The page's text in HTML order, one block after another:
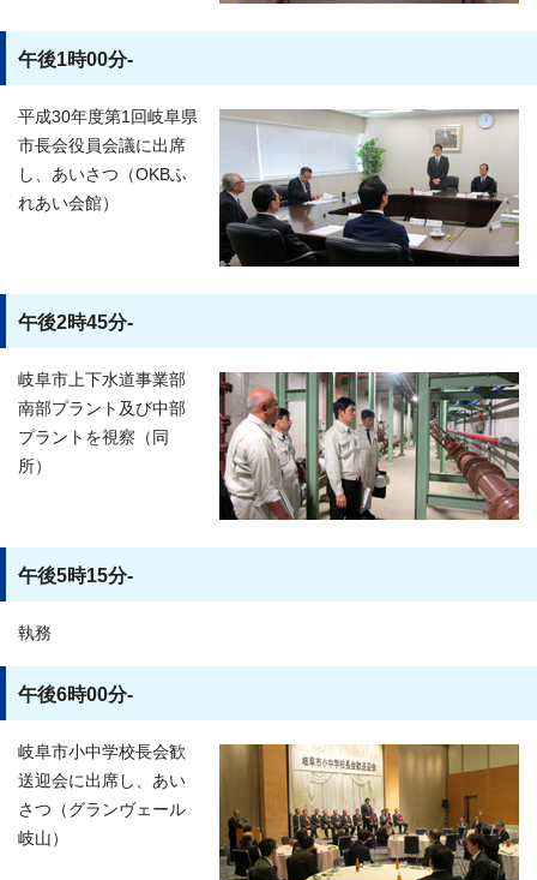
午後1時00分-
平成30年度第1回岐阜県
市長会役員会議に出席
し、あいさつ（OKBふ
れあい会館）
午後2時45分-
岐阜市上下水道事業部
南部プラント及び中部
プラントを視察（同
所）
午後5時15分-
執務
午後6時00分-
岐阜市小中学校長会歓
送迎会に出席し、あい
さつ（グランヴェール
岐山）